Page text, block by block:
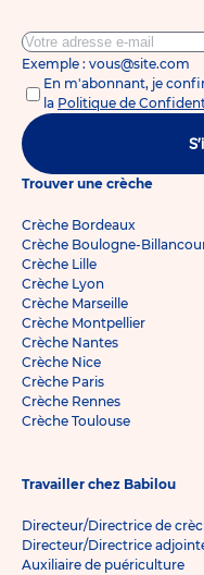
Exemple : vous@site.com
En m'abonnant, je
la Politique de
Trouver une crèche
Crèche Bordeaux
Crèche Boulogne-
Crèche Lille
Crèche Lyon
Crèche Marseille
Crèche Montpellier
Crèche Nantes
Crèche Nice
Crèche Paris
Crèche Rennes
Crèche Toulouse
Travailler chez Babilou
Directeur/Directrice de
Directeur/Directrice
Auxiliaire de puériculture